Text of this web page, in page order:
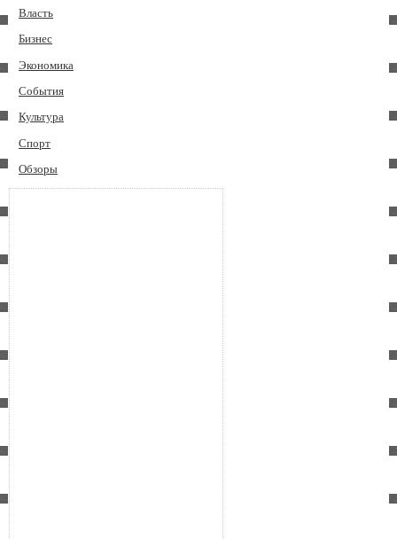
Власть
Бизнес
Экономика
События
Культура
Спорт
Обзоры